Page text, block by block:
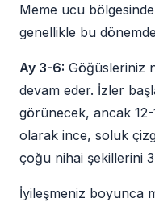
Meme ucu
genellikle bu
Ay 3-6: Göğüsleriniz
devam eder. İzler
görünecek, ancak
olarak ince, soluk
çoğu nihai şekillerini
İyileşmeniz boyunca